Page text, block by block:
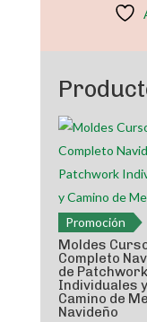
cantidad
Promoción
Moldes
Completo
de Patchwork
Individuales y
Camino de
Navideño